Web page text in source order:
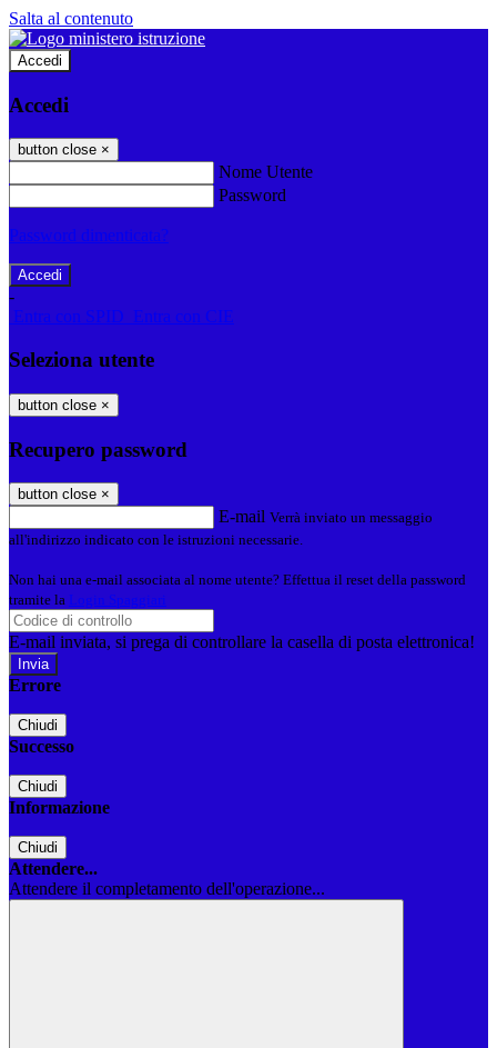
Salta al contenuto
Accedi
Accedi
button close ×
Nome Utente
Password
Password dimenticata?
-
Entra con SPID
Entra con CIE
Seleziona utente
button close ×
Recupero password
button close ×
E-mail Verrà inviato un messaggio
all'indirizzo indicato con le istruzioni necessarie.
Non hai una e-mail associata al nome utente? Effettua il reset della password
tramite la Login Spaggiari
E-mail inviata, si prega di controllare la casella di posta elettronica!
Errore
Chiudi
Successo
Chiudi
Informazione
Chiudi
Attendere...
Attendere il completamento dell'operazione...